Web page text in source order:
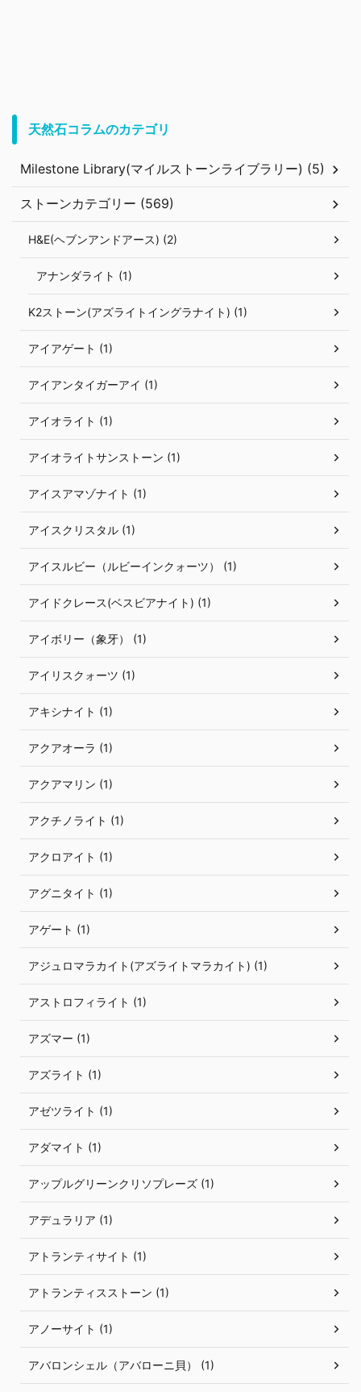
天然石コラムのカテゴリ
Milestone Library(マイルストーンライブラリー) (5)
ストーンカテゴリー (569)
H&E(ヘブンアンドアース) (2)
アナンダライト (1)
K2ストーン(アズライトイングラナイト) (1)
アイアゲート (1)
アイアンタイガーアイ (1)
アイオライト (1)
アイオライトサンストーン (1)
アイスアマゾナイト (1)
アイスクリスタル (1)
アイスルビー（ルビーインクォーツ） (1)
アイドクレース(ベスビアナイト) (1)
アイボリー（象牙） (1)
アイリスクォーツ (1)
アキシナイト (1)
アクアオーラ (1)
アクアマリン (1)
アクチノライト (1)
アクロアイト (1)
アグニタイト (1)
アゲート (1)
アジュロマラカイト(アズライトマラカイト) (1)
アストロフィライト (1)
アズマー (1)
アズライト (1)
アゼツライト (1)
アダマイト (1)
アップルグリーンクリソプレーズ (1)
アデュラリア (1)
アトランティサイト (1)
アトランティスストーン (1)
アノーサイト (1)
アバロンシェル（アバローニ貝） (1)